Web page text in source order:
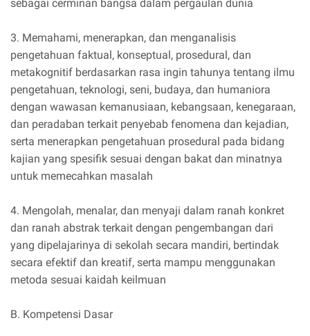
sebagai cerminan bangsa dalam pergaulan dunia
3. Memahami, menerapkan, dan menganalisis
pengetahuan faktual, konseptual, prosedural, dan
metakognitif berdasarkan rasa ingin tahunya tentang ilmu
pengetahuan, teknologi, seni, budaya, dan humaniora
dengan wawasan kemanusiaan, kebangsaan, kenegaraan,
dan peradaban terkait penyebab fenomena dan kejadian,
serta menerapkan pengetahuan prosedural pada bidang
kajian yang spesifik sesuai dengan bakat dan minatnya
untuk memecahkan masalah
4. Mengolah, menalar, dan menyaji dalam ranah konkret
dan ranah abstrak terkait dengan pengembangan dari
yang dipelajarinya di sekolah secara mandiri, bertindak
secara efektif dan kreatif, serta mampu menggunakan
metoda sesuai kaidah keilmuan
B. Kompetensi Dasar